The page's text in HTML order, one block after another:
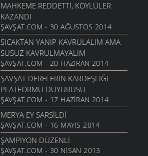
MAHKEME REDDETTI, KÖYLÜLER
KAZANDI
ŞAVŞAT.COM - 30 AĞUSTOS 2014
SICAKTAN YANIP KAVRULALIM AMA
SUSUZ KAVRULMAYALIM
ŞAVŞAT.COM - 20 HAZIRAN 2014
ŞAVŞAT DERELERIN KARDEŞLIĞI
PLATFORMU DUYURUSU
ŞAVŞAT.COM - 17 HAZIRAN 2014
MERYA EY SARSILDI
ŞAVŞAT.COM - 16 MAYIS 2014
ŞAMPIYON DÜZENLI
ŞAVŞAT.COM - 30 NISAN 2013